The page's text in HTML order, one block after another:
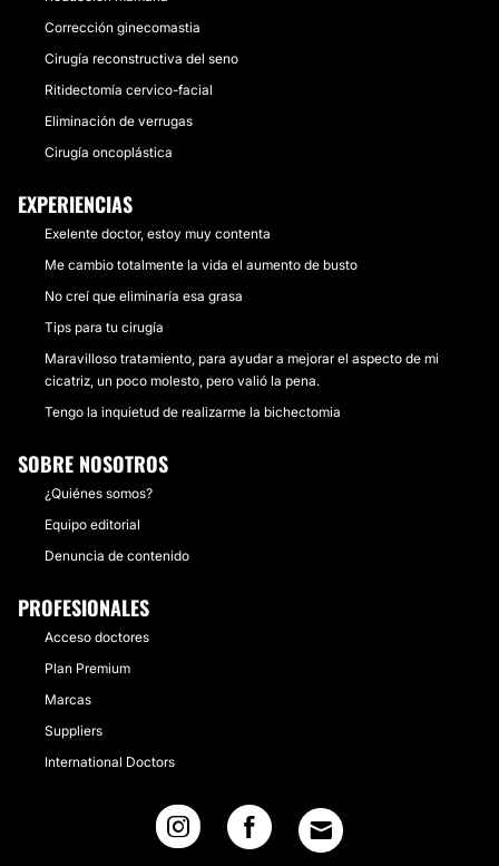
Corrección ginecomastia
Cirugía reconstructiva del seno
Ritidectomía cervico-facial
Eliminación de verrugas
Cirugía oncoplástica
EXPERIENCIAS
Exelente doctor, estoy muy contenta
Me cambio totalmente la vida el aumento de busto
No creí que eliminaría esa grasa
Tips para tu cirugía
Maravilloso tratamiento, para ayudar a mejorar el aspecto de mi
cicatriz, un poco molesto, pero valió la pena.
Tengo la inquietud de realizarme la bichectomia
SOBRE NOSOTROS
¿Quiénes somos?
Equipo editorial
Denuncia de contenido
PROFESIONALES
Acceso doctores
Plan Premium
Marcas
Suppliers
International Doctors